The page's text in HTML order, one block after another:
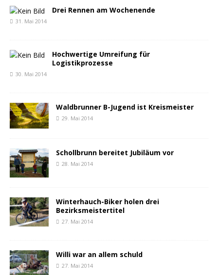
Drei Rennen am Wochenende
31. Mai 2014
Hochwertige Umreifung für
Logistikprozesse
30. Mai 2014
Waldbrunner B-Jugend ist Kreismeister
29. Mai 2014
Schollbrunn bereitet Jubiläum vor
28. Mai 2014
Winterhauch-Biker holen drei
Bezirksmeistertitel
27. Mai 2014
Willi war an allem schuld
27. Mai 2014